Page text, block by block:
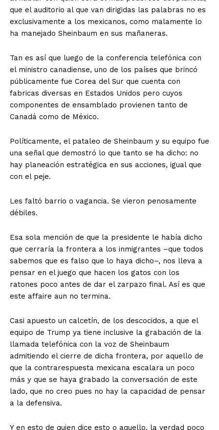
que el auditorio al que van dirigidas las palabras no es
exclusivamente a los mexicanos, como malamente lo
ha manejado Sheinbaum en sus mañaneras.
Tan es así que luego de la conferencia telefónica con
el ministro canadiense, uno de los países que brincó
públicamente fue Corea del Sur que cuenta con
fabricas diversas en Estados Unidos pero cuyos
componentes de ensamblado provienen tanto de
Canadá como de México.
Políticamente, el pataleo de Sheinbaum y su equipo fue
una señal que demostró lo que tanto se ha dicho: no
hay planeación estratégica en sus acciones, igual que
con el peje.
Les faltó barrio o vagancia. Se vieron penosamente
débiles.
Esa sola mención de que la presidente le había dicho
que cerraría la frontera a los inmigrantes –que todos
sabemos que es falso que lo haya dicho–, nos lleva a
pensar en el juego que hacen los gatos con los
ratones poco antes de dar el zarpazo final. Así es que
este affaire aun no termina.
Casi apuesto un calcetín, de los descocidos, a que el
equipo de Trump ya tiene inclusive la grabación de la
llamada telefónica con la voz de Sheinbaum
admitiendo el cierre de dicha frontera, por aquello de
que la contrarespuesta mexicana escalara un poco
más y que se haya grabado la conversación de este
lado, que no creo pues no hay la capacidad de pensar
a la defensiva.
Y en esto de quien dice esto o aquello, la verdad poco